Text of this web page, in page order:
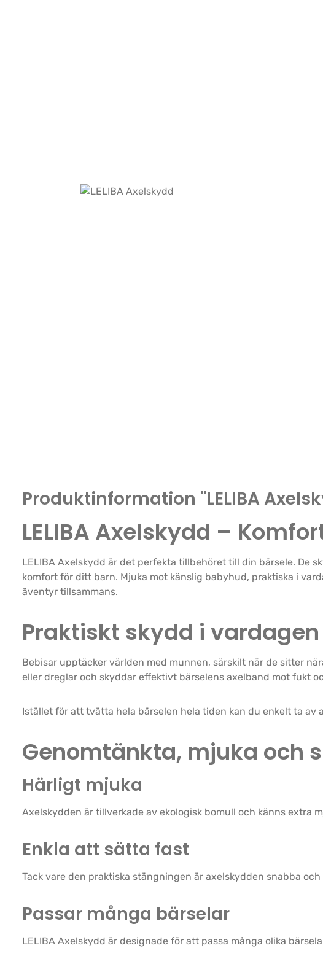
Produktinformation "LELIBA
LELIBA Axelskydd –
LELIBA Axelskydd är det perfekta tillbehöret till din bärsele. De
komfort för ditt barn. Mjuka mot känslig babyhud, praktiska i
äventyr tillsammans.
Praktiskt skydd i vardagen
Bebisar upptäcker världen med munnen, särskilt när de sitter
eller dreglar och skyddar effektivt bärselens axelband mot fukt
Istället för att tvätta hela bärselen hela tiden kan du enkelt ta
Genomtänkta, mjuka och
Härligt mjuka
Axelskydden är tillverkade av ekologisk bomull och känns extra
Enkla att sätta fast
Tack vare den praktiska stängningen är axelskydden snabba
Passar många bärselar
LELIBA Axelskydd är designade för att passa många olika